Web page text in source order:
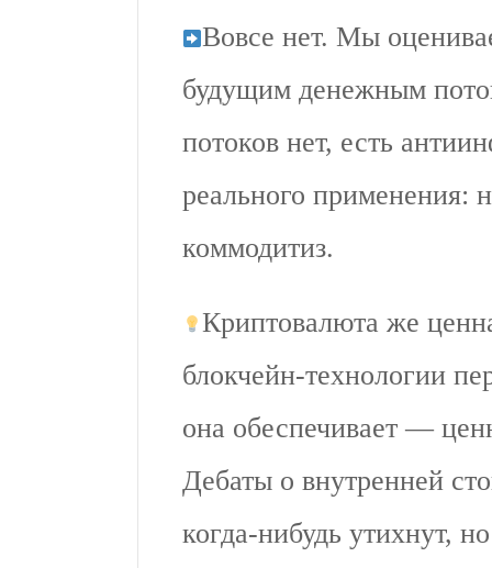
Вовсе нет. Мы
будущим денежным
потоков нет, есть
реального применения:
коммодитиз.
Криптовалюта же
блокчейн-технологии
она обеспечивает —
Дебаты о внутренней
когда-нибудь утихнут,